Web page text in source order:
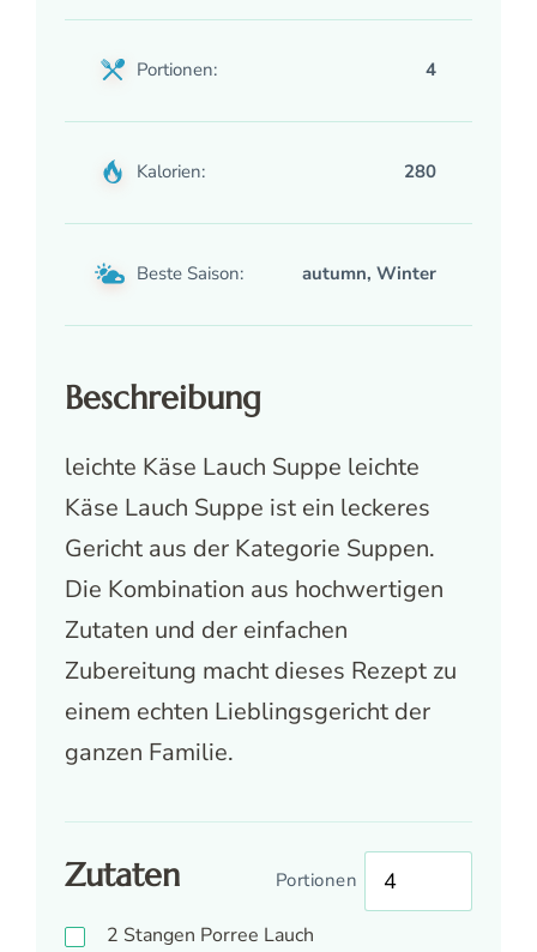
Portionen: 4
Kalorien: 280
Beste Saison: autumn, Winter
Beschreibung
leichte Käse Lauch Suppe leichte
Käse Lauch Suppe ist ein leckeres
Gericht aus der Kategorie Suppen.
Die Kombination aus hochwertigen
Zutaten und der einfachen
Zubereitung macht dieses Rezept zu
einem echten Lieblingsgericht der
ganzen Familie.
Zutaten Portionen
2 Stangen Porree Lauch